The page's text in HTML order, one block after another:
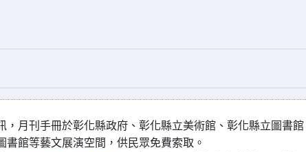
，月刊手冊於彰化縣政府、彰化縣立美術館、彰化縣立圖書
館等藝文展演空間，供民眾免費索取。